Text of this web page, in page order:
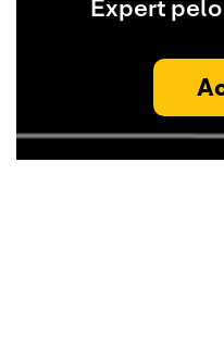
Expert pelo